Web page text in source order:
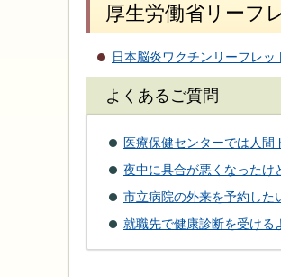
厚生労働省リーフ
日本脳炎ワクチンリーフレ
よくあるご質問
医療保健センターでは人間
夜中に具合が悪くなったけ
市立病院の外来を予約した
就職先で健康診断を受ける